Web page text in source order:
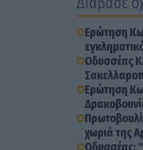
Ερώτηση
Οδυσσέας
Ερώτηση
χωριά της
Οδυσσέας: